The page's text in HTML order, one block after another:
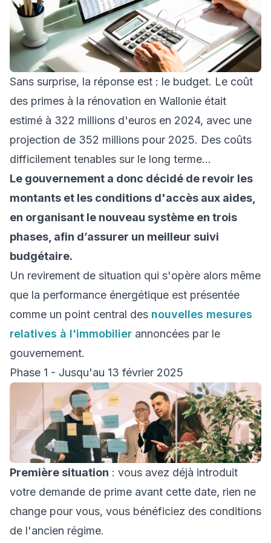
Sans surprise, la réponse est : le budget. Le coût
des primes à la rénovation en Wallonie était
estimé à 322 millions d'euros en 2024, avec une
projection de 352 millions pour 2025. Des coûts
difficilement tenables sur le long terme...
Le gouvernement a donc décidé de revoir les
montants et les conditions d'accès aux aides,
en organisant le nouveau système en trois
phases, afin d’assurer un meilleur suivi
budgétaire.
Un revirement de situation qui s'opère alors même
que la performance énergétique est présentée
comme un point central des nouvelles mesures
relatives à l'immobilier annoncées par le
gouvernement.
Phase 1 - Jusqu'au 13 février 2025
Première situation : vous avez déjà introduit
votre demande de prime avant cette date, rien ne
change pour vous, vous bénéficiez des conditions
de l'ancien régime.